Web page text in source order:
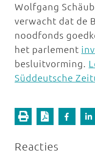
Wolfgang
verwacht dat de
noodfonds
het parlement
besluitvorming.
Süddeutsche
Reacties